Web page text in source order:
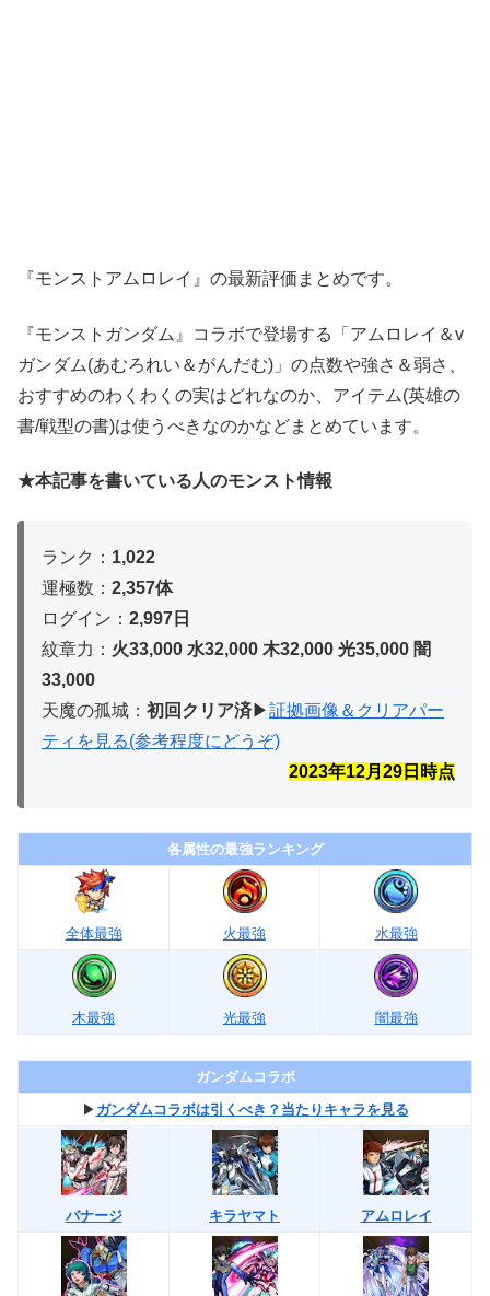
『モンストアムロレイ』の最新評価まとめです。
『モンストガンダム』コラボで登場する「アムロレイ＆v
ガンダム(あむろれい＆がんだむ)」の点数や強さ＆弱さ、
おすすめのわくわくの実はどれなのか、アイテム(英雄の
書/戦型の書)は使うべきなのかなどまとめています。
★本記事を書いている人のモンスト情報
ランク： 1,022
運極数： 2,357体
ログイン： 2,997日
紋章力： 火33,000 水32,000 木32,000 光35,000 闇
33,000
天魔の孤城： 初回クリア済▶︎証拠画像＆クリアパー
ティを見る(参考程度にどうぞ)
2023年12月29 日時点
各属性の最強ランキング
全体最強 火最強 水最強
木最強 光最強 闇最強
ガンダムコラボ
▶︎ ガンダムコラボは引くべき？当たりキャラを見る
バナージ キラヤマト アムロレイ